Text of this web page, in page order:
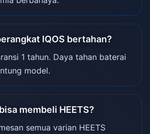
IQOS bertahan?
1 tahun. Daya tahan baterai
model.
membeli HEETS?
semua varian HEETS